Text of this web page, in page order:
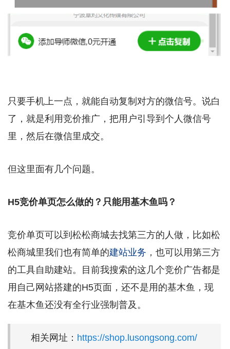
只要手机上一点，就能自动复制对方的微信号。说白
了，就是利用竞价推广，把用户引导到个人微信号
里，然后在微信里成交。
但这里面有几个问题。
H5竞价单页怎么做的？只能用基木鱼吗？
竞价单页可以到松松商城去找第三方的人做，比如松
松商城里我们也有简单的建站业务 ，也可以用第三方
的工具自助建站。目前我搜索的这几个竞价广告都是
用自己网站搭建的H5页面，还不是用的基木鱼，现
在基木鱼还没有全行业强制普及。
相关网址： https://shop.lusongsong.com/